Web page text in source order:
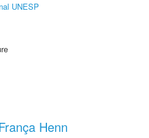
UNESP
Henn